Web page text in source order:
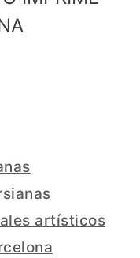
artísticos